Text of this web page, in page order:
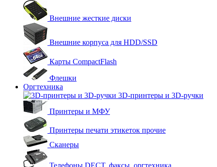
Внешние жесткие диски
Внешние корпуса для HDD/SSD
Карты CompactFlash
Флешки
Оргтехника
3D-принтеры и 3D-ручки
Принтеры и МФУ
Принтеры печати этикеток прочие
Сканеры
Телефоны DECT, факсы, оргтехника